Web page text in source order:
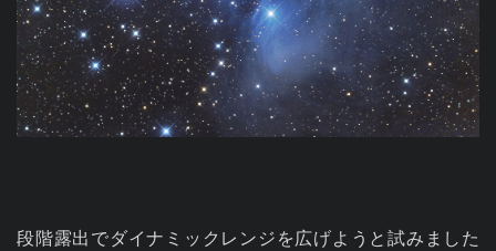
段階露出でダイナミックレンジを広げようと試みました